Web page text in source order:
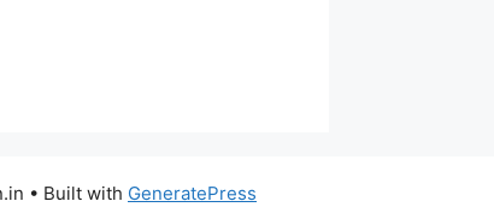
• Built with GeneratePress